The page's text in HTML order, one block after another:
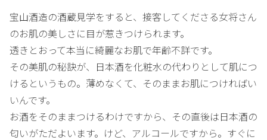
宝山酒造の酒蔵見学をすると、接客してくださる女将さん
のお肌の美しさに目が惹きつけられます。
透きとおって本当に綺麗なお肌で年齢不詳です。
その美肌の秘訣が、日本酒を化粧水の代わりとして肌につ
けるというもの。薄めなくて、そのままお肌につければい
いんです。
お酒をそのままつけるわけですから、その直後は日本酒の
匂いがただよいます。けど、アルコールですから。すぐに